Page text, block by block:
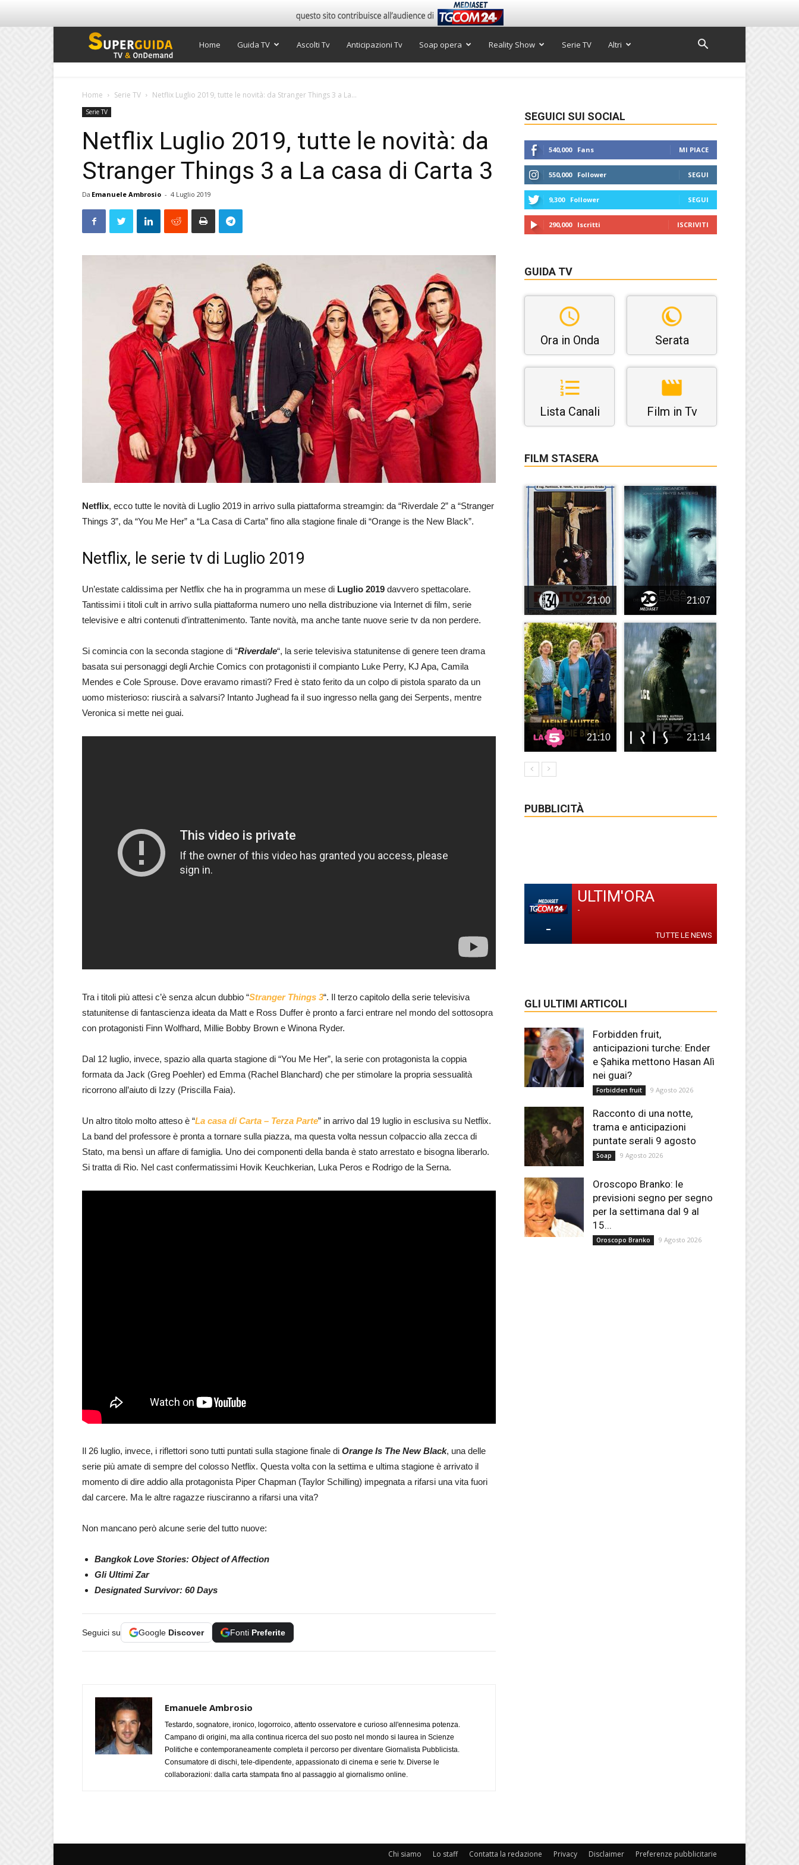
Super
Home Guida TV Ascolti Tv Anticipazioni Tv Soap opera Reality Show Serie TV Altri
Home Serie TV Netflix Luglio 2019, tutte le novità: da Stranger Things 3 a La...
Serie TV
Netflix Luglio 2019, tutte le novità: da
Stranger Things 3 a La casa di Carta 3
Da Emanuele Ambrosio - 4 Luglio 2019
Netflix, ecco tutte le novità di Luglio 2019 in arrivo sulla piattaforma streamgin: da “Riverdale 2” a “Stranger
Things 3”, da “You Me Her” a “La Casa di Carta” fino alla stagione finale di “Orange is the New Black”.
Netflix, le serie tv di Luglio 2019
Un’estate caldissima per Netflix che ha in programma un mese di Luglio 2019 davvero spettacolare.
Tantissimi i titoli cult in arrivo sulla piattaforma numero uno nella distribuzione via Internet di film, serie
televisive e altri contenuti d’intrattenimento. Tante novità, ma anche tante nuove serie tv da non perdere.
Si comincia con la seconda stagione di “Riverdale“, la serie televisiva statunitense di genere teen drama
basata sui personaggi degli Archie Comics con protagonisti il compianto Luke Perry, KJ Apa, Camila
Mendes e Cole Sprouse. Dove eravamo rimasti? Fred è stato ferito da un colpo di pistola sparato da un
uomo misterioso: riuscirà a salvarsi? Intanto Jughead fa il suo ingresso nella gang dei Serpents, mentre
Veronica si mette nei guai.
Tra i titoli più attesi c’è senza alcun dubbio “Stranger Things 3“. Il terzo capitolo della serie televisiva
statunitense di fantascienza ideata da Matt e Ross Duffer è pronto a farci entrare nel mondo del sottosopra
con protagonisti Finn Wolfhard, Millie Bobby Brown e Winona Ryder.
Dal 12 luglio, invece, spazio alla quarta stagione di “You Me Her”, la serie con protagonista la coppia
formata da Jack (Greg Poehler) ed Emma (Rachel Blanchard) che per stimolare la propria sessualità
ricorrono all’aiuto di Izzy (Priscilla Faia).
Un altro titolo molto atteso è “La casa di Carta – Terza Parte” in arrivo dal 19 luglio in esclusiva su Netflix.
La band del professore è pronta a tornare sulla piazza, ma questa volta nessun colpaccio alla zecca di
Stato, ma bensì un affare di famiglia. Uno dei componenti della banda è stato arrestato e bisogna liberarlo.
Si tratta di Rio. Nel cast confermatissimi Hovik Keuchkerian, Luka Peros e Rodrigo de la Serna.
Il 26 luglio, invece, i riflettori sono tutti puntati sulla stagione finale di Orange Is The New Black, una delle
serie più amate di sempre del colosso Netflix. Questa volta con la settima e ultima stagione è arrivato il
momento di dire addio alla protagonista Piper Chapman (Taylor Schilling) impegnata a rifarsi una vita fuori
dal carcere. Ma le altre ragazze riusciranno a rifarsi una vita?
Non mancano però alcune serie del tutto nuove:
Bangkok Love Stories: Object of Affection
Gli Ultimi Zar
Designated Survivor: 60 Days
Seguici su Google Discover Fonti Preferite
Emanuele Ambrosio
Testardo, sognatore, ironico, logorroico, attento osservatore e curioso all'ennesima potenza.
Campano di origini, ma alla continua ricerca del suo posto nel mondo si laurea in Scienze
Politiche e contemporaneamente completa il percorso per diventare Giornalista Pubblicista.
Consumatore di dischi, tele-dipendente, appassionato di cinema e serie tv. Diverse le
collaborazioni: dalla carta stampata fino al passaggio al giornalismo online.
SEGUICI SUI SOCIAL
540,000 Fans MI PIACE
550,000 Follower SEGUI
9,300 Follower SEGUI
290,000 Iscritti ISCRIVITI
GUIDA TV
Ora in Onda Serata
Lista Canali Film in Tv
FILM STASERA
21:00 21:07
21:10 21:14
PUBBLICITÀ
-
ULTIM'ORA
-
TUTTE LE NEWS
GLI ULTIMI ARTICOLI
Forbidden fruit,
anticipazioni turche: Ender
e Şahika mettono Hasan Alì
nei guai?
Forbidden fruit 9 Agosto 2026
Racconto di una notte,
trama e anticipazioni
puntate serali 9 agosto
Soap 9 Agosto 2026
Oroscopo Branko: le
previsioni segno per segno
per la settimana dal 9 al
15...
Oroscopo Branko 9 Agosto 2026
Chi siamo Lo staff Contatta la redazione Privacy Disclaimer Preferenze pubblicitarie